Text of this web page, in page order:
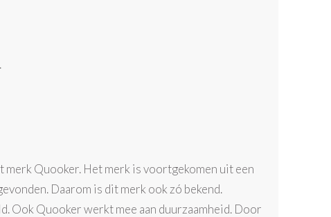
Quooker. Het merk is voortgekomen uit een
Daarom is dit merk ook zó bekend.
Ook Quooker werkt mee aan duurzaamheid. Door